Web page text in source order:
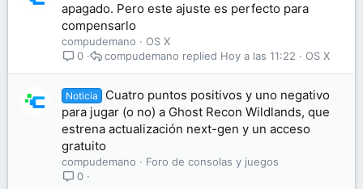
apagado. Pero este ajuste es perfecto para
compensarlo
compudemano
OS X
0
OS X
Hoy a las 11:22
compudemano
Noticia
Cuatro puntos positivos y uno negativo
para jugar (o no) a Ghost Recon Wildlands, que
estrena actualización next-gen y un acceso
gratuito
compudemano
Foro de consolas y juegos
0